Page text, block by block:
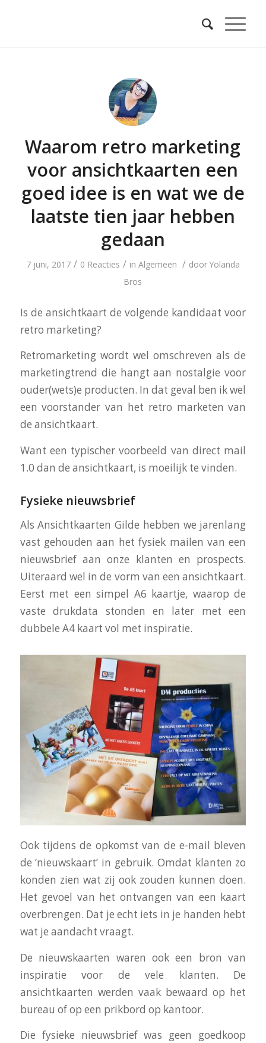
Waarom retro marketing
voor ansichtkaarten een
goed idee is en wat we de
laatste tien jaar hebben
gedaan
7 juni, 2017 / 0 Reacties / in Algemeen / doorYolanda
Bros
Is de ansichtkaart de volgende kandidaat voor
retro marketing?
Retromarketing wordt wel omschreven als de
marketingtrend die hangt aan nostalgie voor
ouder(wets)e producten. In dat geval ben ik wel
een voorstander van het retro marketen van
de ansichtkaart.
Want een typischer voorbeeld van direct mail
1.0 dan de ansichtkaart, is moeilijk te vinden.
Fysieke nieuwsbrief
Als Ansichtkaarten Gilde hebben we jarenlang
vast gehouden aan het fysiek mailen van een
nieuwsbrief aan onze klanten en prospects.
Uiteraard wel in de vorm van een ansichtkaart.
Eerst met een simpel A6 kaartje, waarop de
vaste drukdata stonden en later met een
dubbele A4 kaart vol met inspiratie.
Ook tijdens de opkomst van de e-mail bleven
de ‘nieuwskaart’ in gebruik. Omdat klanten zo
konden zien wat zij ook zouden kunnen doen.
Het gevoel van het ontvangen van een kaart
overbrengen. Dat je echt iets in je handen hebt
wat je aandacht vraagt.
De nieuwskaarten waren ook een bron van
inspiratie voor de vele klanten. De
ansichtkaarten werden vaak bewaard op het
bureau of op een prikbord op kantoor.
Die fysieke nieuwsbrief was geen goedkoop